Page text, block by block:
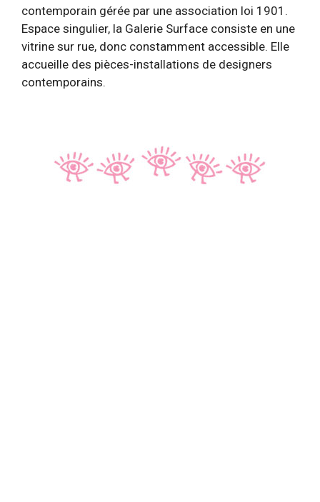
contemporain gérée par une association loi 1901.
Espace singulier, la Galerie Surface consiste en une
vitrine sur rue, donc constamment accessible. Elle
accueille des pièces-installations de designers
contemporains.